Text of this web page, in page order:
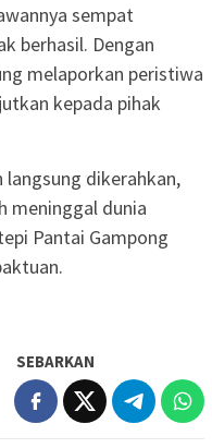
sempat
berhasil. Dengan
melaporkan peristiwa
kepada pihak
langsung dikerahkan,
meninggal dunia
Pantai Gampong
SEBARKAN